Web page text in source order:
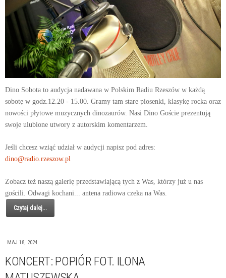
Dino Sobota to audycja nadawana w Polskim Radiu Rzeszów w każdą
sobotę w godz.12.20 - 15.00. Gramy tam stare piosenki, klasykę rocka oraz
nowości płytowe muzycznych dinozaurów. Nasi Dino Goście prezentują
swoje ulubione utwory z autorskim komentarzem.
Jeśli chcesz wziąć udział w audycji napisz pod adres:
dino@radio.rzeszow.pl
Zobacz też naszą galerię przedstawiającą tych z Was, którzy już u nas
gościli. Odwagi kochani... antena radiowa czeka na Was.
Czytaj dalej...
MAJ 18, 2024
KONCERT: POPIÓR FOT. ILONA